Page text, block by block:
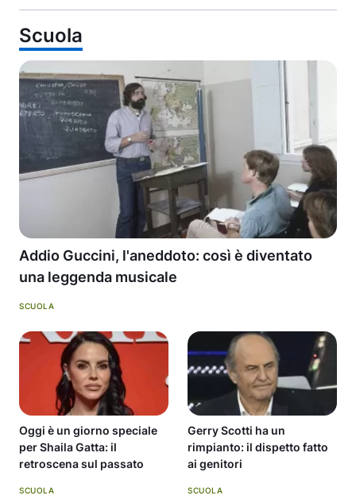
Scuola
Addio Guccini, l'aneddoto: così è diventato
una leggenda musicale
SCUOLA
Oggi è un giorno speciale
per Shaila Gatta: il
retroscena sul passato
SCUOLA
Gerry Scotti ha un
rimpianto: il dispetto fatto
ai genitori
SCUOLA